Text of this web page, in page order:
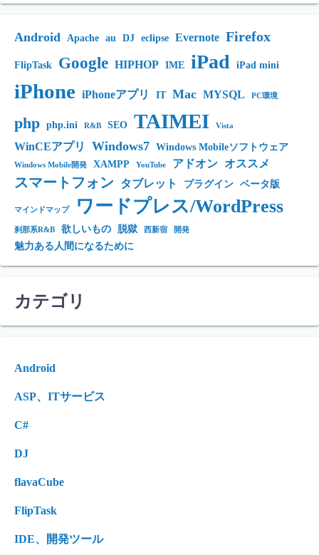
Android Apache au DJ eclipse Evernote Firefox
FlipTask Google HIPHOP IME iPad iPad mini
iPhone iPhoneアプリ IT Mac MYSQL PC環境
php php.ini R&B SEO TAIMEI Vista
WinCEアプリ Windows7 Windows Mobileソフトウェア
Windows Mobile開発 XAMPP YouTube アドオン オススメ
スマートフォン タブレット プラグイン ベータ版
マインドマップ ワードプレス/WordPress
刹那系R&B 欲しいもの 脱獄 西新宿 開発
魅力ある人間になるために
カテゴリ
Android
ASP、ITサービス
C#
DJ
flavaCube
FlipTask
IDE、開発ツール